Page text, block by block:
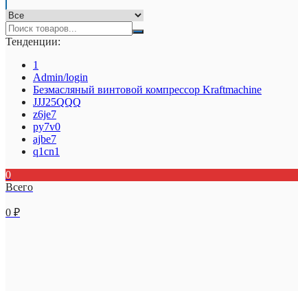
Тенденции:
1
Admin/login
Безмасляный винтовой компрессор Kraftmaсhine
JJJ25QQQ
z6je7
py7v0
ajbe7
q1cn1
0
Всего
0 ₽